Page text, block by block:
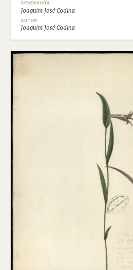
DESENHISTA
Joaquim José Codina
AUTOR
Joaquim José Codina